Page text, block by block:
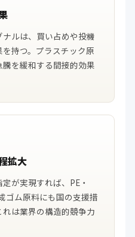
ナルは、買い占めや投機
持つ。プラスチック原
を緩和する間接的効果
拡大
が実現すれば、PE・
ゴム原料にも国の支援措
は業界の構造的競争力